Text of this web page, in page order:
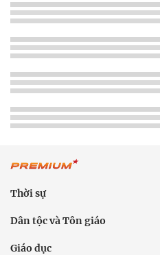
Thời sự
Dân tộc và Tôn giáo
Giáo dục